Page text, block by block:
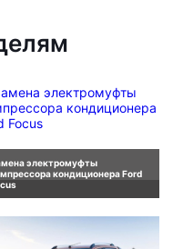
электромуфты
кондиционера Ford